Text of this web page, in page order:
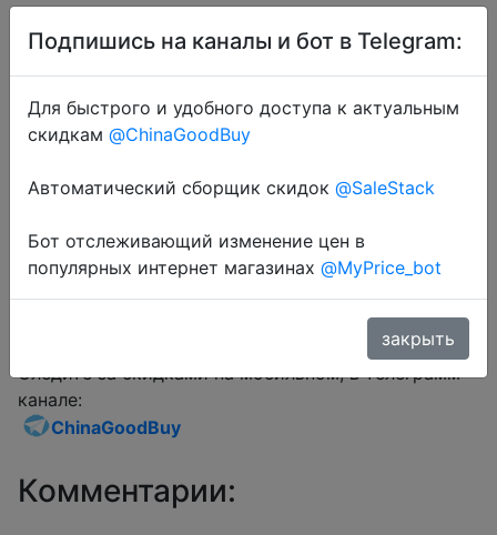
$3.04
Coins
Перейти в магазин
Дополнительная информация отсутствует.
Следите за скидками на мобильном, в телеграмм
канале:
ChinaGoodBuy
Комментарии:
Подпишись на каналы и бот в Telegram:
Для быстрого и удобного доступа к актуальным
скидкам @ChinaGoodBuy
Автоматический сборщик скидок @SaleStack
Бот отслеживающий изменение цен в
популярных интернет магазинах @MyPrice_bot
закрыть